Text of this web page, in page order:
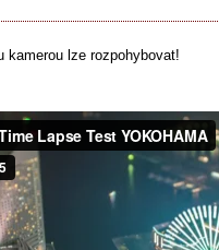
kamerou lze rozpohybovat!